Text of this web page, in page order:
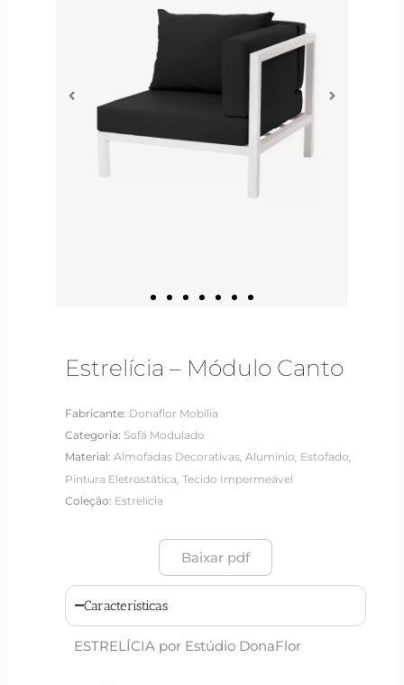
Estrelícia – Módulo Canto
Fabricante: Donaflor Mobília
Categoria: Sofá Modulado
Material:Almofadas Decorativas Alumínio Estofado
Pintura Eletrostática Tecido Impermeável
Coleção: Estrelícia
Baixar pdf
Características
ESTRELÍCIA por Estúdio DonaFlor